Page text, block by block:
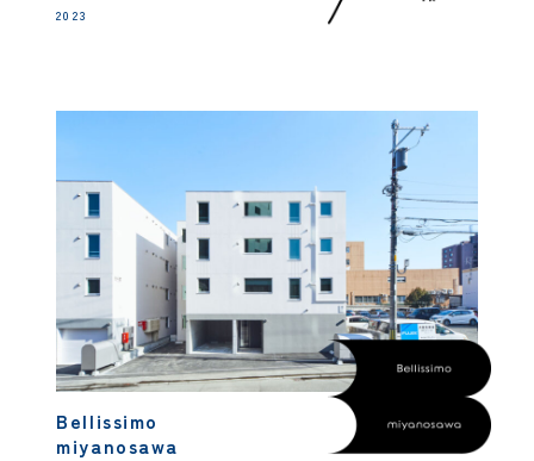
2023
Bellissimo
miyanosawa